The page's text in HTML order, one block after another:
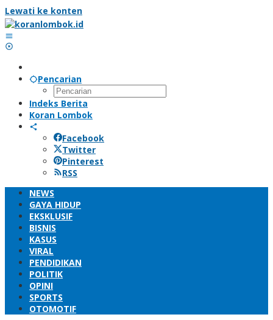
Lewati ke konten
Pencarian
Indeks Berita
Koran Lombok
Facebook
Twitter
Pinterest
RSS
NEWS
GAYA HIDUP
EKSKLUSIF
BISNIS
KASUS
VIRAL
PENDIDIKAN
POLITIK
OPINI
SPORTS
OTOMOTIF